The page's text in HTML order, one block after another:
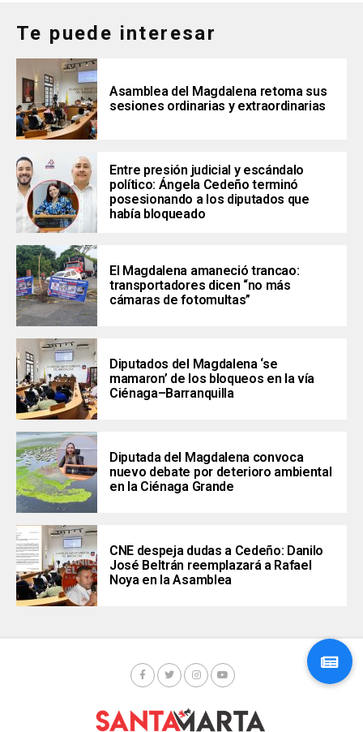
Te puede interesar
Asamblea del Magdalena retoma sus
sesiones ordinarias y extraordinarias
Entre presión judicial y escándalo
político: Ángela Cedeño terminó
posesionando a los diputados que
había bloqueado
El Magdalena amaneció trancao:
transportadores dicen “no más
cámaras de fotomultas”
Diputados del Magdalena ‘se
mamaron’ de los bloqueos en la vía
Ciénaga–Barranquilla
Diputada del Magdalena convoca
nuevo debate por deterioro ambiental
en la Ciénaga Grande
CNE despeja dudas a Cedeño: Danilo
José Beltrán reemplazará a Rafael
Noya en la Asamblea